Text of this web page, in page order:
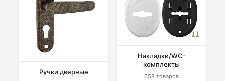
Ручки дверные
Накладки/WC-
комплекты
658 товаров